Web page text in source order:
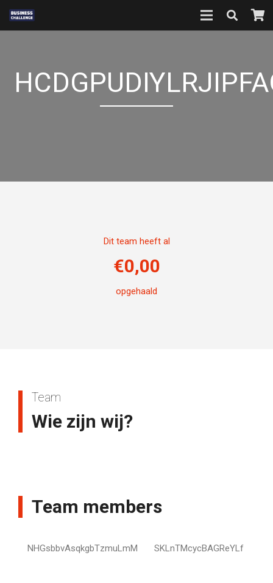
Dit team heeft al
€0,00
opgehaald
Team
Wie zijn wij?
Team members
NHGsbbvAsqkgbTzmuLmM SKLnTMcycBAGReYLf